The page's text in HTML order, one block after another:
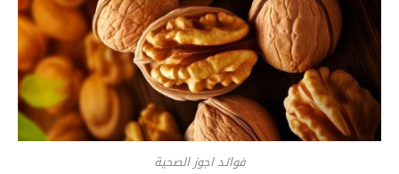
فوائد اجوز الصحية